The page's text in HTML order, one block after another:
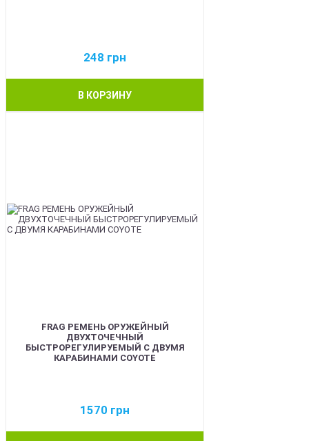
248 грн
В КОРЗИНУ
FRAG РЕМЕНЬ ОРУЖЕЙНЫЙ
ДВУХТОЧЕЧНЫЙ
БЫСТРОРЕГУЛИРУЕМЫЙ С ДВУМЯ
КАРАБИНАМИ COYOTE
1570 грн